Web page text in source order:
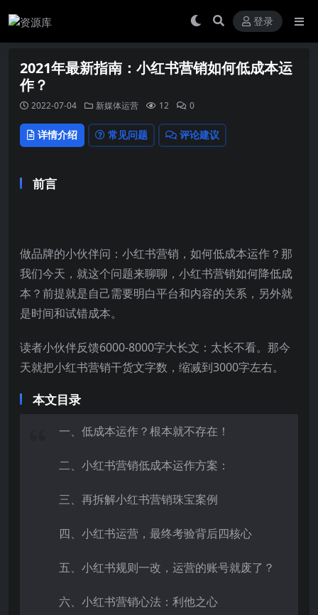
登录
2021年最新指南：小红书营销如何低成本运
作？
2022-07-04 新媒体运营 12 0
详情介绍 常见问题 评论建议
前言
做品牌的小伙伴问： 小红书营销，如何低成本运作？那
我们今天，就这个问题来聊聊，小红书营销如何降低成
本？前提就是自己需要明白平台和内容的关系，另外就
是时间和试错成本。
读者小伙伴反馈6000-8000字大长文：太长不看。那今
天就把小红书营销干货文字数，缩减到3000字左右。
本文目录
一、低成本运作？根本就不存在！
二、小红书营销低成本运作方案：
三、再拆解小红书营销珠宝案例
四、 小红书运营 ，最终考验背后四核心
五、小红书规则一改，运营的账号就废了？
六、小红书营销心法：利他之心